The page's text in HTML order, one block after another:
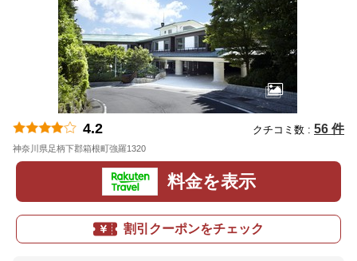
4.2 クチコミ数 : 56 件
神奈川県足柄下郡箱根町強羅1320
料金を表示
割引クーポンをチェック